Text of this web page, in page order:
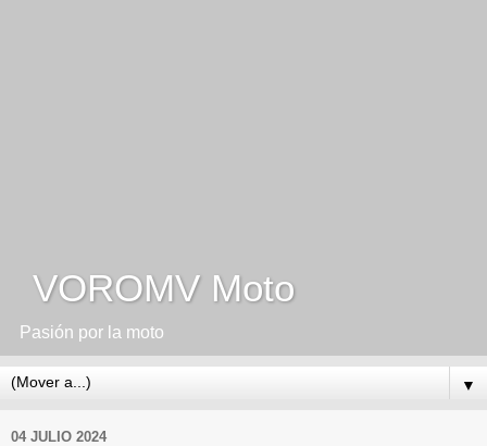
VOROMV Moto
Pasión por la moto
▼
04 JULIO 2024